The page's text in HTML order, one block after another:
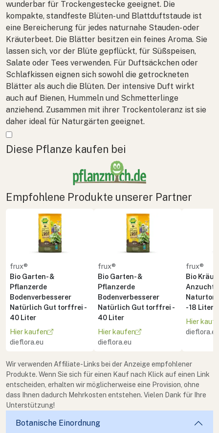
wunderbar für Trockengestecke geeignet. Die
kompakte, standfeste Blüten- und Blattduftstaude ist
eine Bereicherung für jedes naturnahe Stauden- oder
Kräuterbeet. Die Blätter besitzen ein feines Aroma. Sie
lassen sich, vor der Blüte gepflückt, für Süßspeisen,
Salate oder Tees verwenden. Für Duftsäckchen oder
Schlafkissen eignen sich sowohl die getrockneten
Blätter als auch die Blüten. Der intensive Duft wirkt
auch auf Bienen, Hummeln und Schmetterlinge
anziehend. Zusammen mit ihrer Trockentoleranz ist sie
daher ideal für Naturgärten geeignet.
Mehr anzeigen
Diese Pflanze kaufen bei
Empfohlene Produkte unserer Partner
frux®
Bio Garten- &
Pflanzerde
Bodenverbesserer
Natürlich Gut torffrei -
40 Liter
Hier kaufen
dieflora.eu
frux®
Bio Garten- &
Pflanzerde
Bodenverbesserer
Natürlich Gut torffrei -
40 Liter
Hier kaufen
dieflora.eu
frux®
Bio
Naturton
- 18 Liter
Hier
dieflora.eu
Wir verwenden Affiliate-Links bei der Anzeige empfohlener
Produkte. Wenn Sie sich für einen Kauf nach Klick auf einen Link
entscheiden, erhalten wir möglicherweise eine Provision, ohne
dass Ihnen dadurch Mehrkosten entstehen. Vielen Dank für Ihre
Unterstützung!
Botanische Einordnung